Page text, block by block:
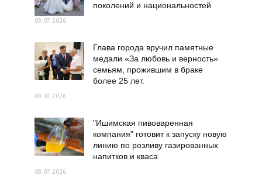
поколений и национальностей
09.07.2026
Глава города вручил памятные
медали «За любовь и верность»
семьям, прожившим в браке
более 25 лет.
09.07.2026
"Ишимская пивоваренная
компания" готовит к запуску новую
линию по розливу газированных
напитков и кваса
08.07.2026